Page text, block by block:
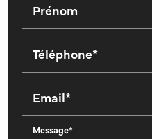
Prénom
Téléphone*
Email*
Message*